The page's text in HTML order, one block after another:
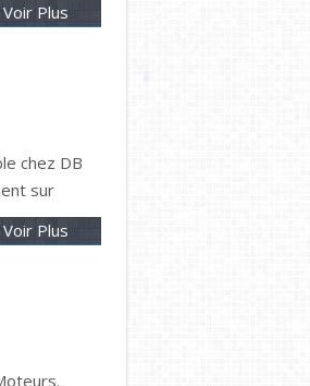
Voir Plus
chez DB
sur
Voir Plus